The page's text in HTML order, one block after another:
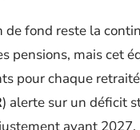
de fond reste la
pensions, mais cet
pour chaque
) alerte sur un déficit